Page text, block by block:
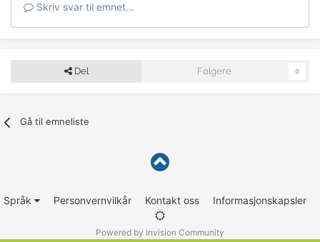
Skriv svar til emnet...
Del Følgere 0
Gå til emneliste
Språk Personvernvilkår Kontakt oss Informasjonskapsler
Powered by Invision Community